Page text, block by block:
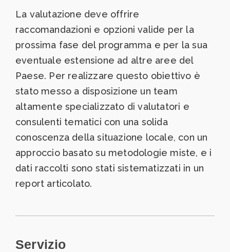
La valutazione deve offrire
raccomandazioni e opzioni valide per la
prossima fase del programma e per la sua
eventuale estensione ad altre aree del
Paese. Per realizzare questo obiettivo è
stato messo a disposizione un team
altamente specializzato di valutatori e
consulenti tematici con una solida
conoscenza della situazione locale, con un
approccio basato su metodologie miste, e i
dati raccolti sono stati sistematizzati in un
report articolato.
Servizio